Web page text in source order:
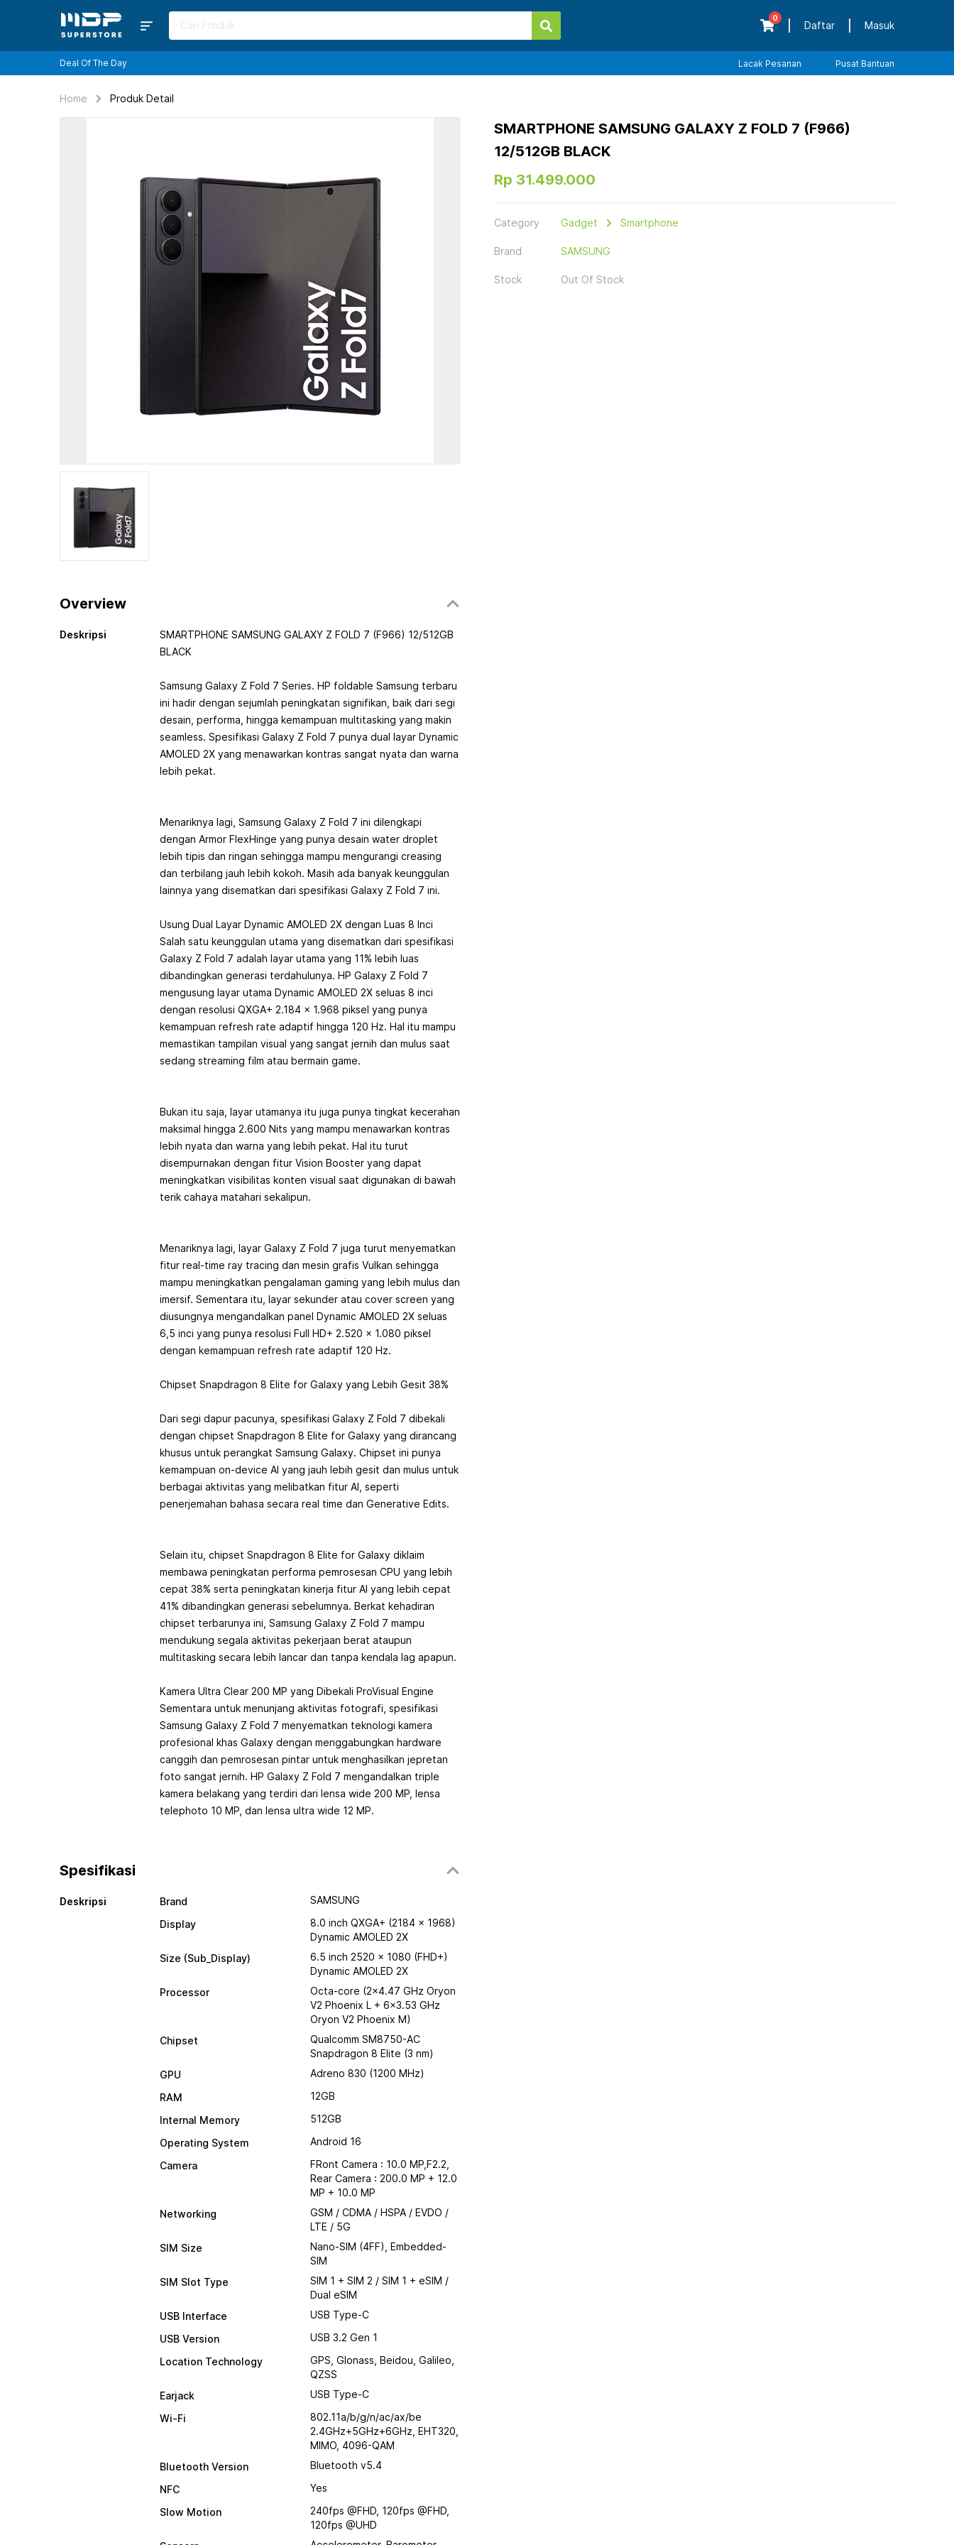
0
Daftar Masuk
Deal Of The Day Lacak Pesanan Pusat Bantuan
Home Produk Detail
Overview
Deskripsi
SMARTPHONE SAMSUNG GALAXY Z FOLD 7 (F966) 12/512GB
BLACK
Samsung Galaxy Z Fold 7 Series. HP foldable Samsung terbaru
ini hadir dengan sejumlah peningkatan signifikan, baik dari segi
desain, performa, hingga kemampuan multitasking yang makin
seamless. Spesifikasi Galaxy Z Fold 7 punya dual layar Dynamic
AMOLED 2X yang menawarkan kontras sangat nyata dan warna
lebih pekat.
Menariknya lagi, Samsung Galaxy Z Fold 7 ini dilengkapi
dengan Armor FlexHinge yang punya desain water droplet
lebih tipis dan ringan sehingga mampu mengurangi creasing
dan terbilang jauh lebih kokoh. Masih ada banyak keunggulan
lainnya yang disematkan dari spesifikasi Galaxy Z Fold 7 ini.
Usung Dual Layar Dynamic AMOLED 2X dengan Luas 8 Inci
Salah satu keunggulan utama yang disematkan dari spesifikasi
Galaxy Z Fold 7 adalah layar utama yang 11% lebih luas
dibandingkan generasi terdahulunya. HP Galaxy Z Fold 7
mengusung layar utama Dynamic AMOLED 2X seluas 8 inci
dengan resolusi QXGA+ 2.184 x 1.968 piksel yang punya
kemampuan refresh rate adaptif hingga 120 Hz. Hal itu mampu
memastikan tampilan visual yang sangat jernih dan mulus saat
sedang streaming film atau bermain game.
Bukan itu saja, layar utamanya itu juga punya tingkat kecerahan
maksimal hingga 2.600 Nits yang mampu menawarkan kontras
lebih nyata dan warna yang lebih pekat. Hal itu turut
disempurnakan dengan fitur Vision Booster yang dapat
meningkatkan visibilitas konten visual saat digunakan di bawah
terik cahaya matahari sekalipun.
Menariknya lagi, layar Galaxy Z Fold 7 juga turut menyematkan
fitur real-time ray tracing dan mesin grafis Vulkan sehingga
mampu meningkatkan pengalaman gaming yang lebih mulus dan
imersif. Sementara itu, layar sekunder atau cover screen yang
diusungnya mengandalkan panel Dynamic AMOLED 2X seluas
6,5 inci yang punya resolusi Full HD+ 2.520 x 1.080 piksel
dengan kemampuan refresh rate adaptif 120 Hz.
Chipset Snapdragon 8 Elite for Galaxy yang Lebih Gesit 38%
Dari segi dapur pacunya, spesifikasi Galaxy Z Fold 7 dibekali
dengan chipset Snapdragon 8 Elite for Galaxy yang dirancang
khusus untuk perangkat Samsung Galaxy. Chipset ini punya
kemampuan on-device AI yang jauh lebih gesit dan mulus untuk
berbagai aktivitas yang melibatkan fitur AI, seperti
penerjemahan bahasa secara real time dan Generative Edits.
Selain itu, chipset Snapdragon 8 Elite for Galaxy diklaim
membawa peningkatan performa pemrosesan CPU yang lebih
cepat 38% serta peningkatan kinerja fitur AI yang lebih cepat
41% dibandingkan generasi sebelumnya. Berkat kehadiran
chipset terbarunya ini, Samsung Galaxy Z Fold 7 mampu
mendukung segala aktivitas pekerjaan berat ataupun
multitasking secara lebih lancar dan tanpa kendala lag apapun.
Kamera Ultra Clear 200 MP yang Dibekali ProVisual Engine
Sementara untuk menunjang aktivitas fotografi, spesifikasi
Samsung Galaxy Z Fold 7 menyematkan teknologi kamera
profesional khas Galaxy dengan menggabungkan hardware
canggih dan pemrosesan pintar untuk menghasilkan jepretan
foto sangat jernih. HP Galaxy Z Fold 7 mengandalkan triple
kamera belakang yang terdiri dari lensa wide 200 MP, lensa
telephoto 10 MP, dan lensa ultra wide 12 MP.
Spesifikasi
Deskripsi Brand
SAMSUNG
Display
8.0 inch QXGA+ (2184 x 1968)
Dynamic AMOLED 2X
Size (Sub_Display)
6.5 inch 2520 x 1080 (FHD+)
Dynamic AMOLED 2X
Processor
Octa-core (2x4.47 GHz Oryon
V2 Phoenix L + 6x3.53 GHz
Oryon V2 Phoenix M)
Chipset
Qualcomm SM8750-AC
Snapdragon 8 Elite (3 nm)
GPU
Adreno 830 (1200 MHz)
RAM
12GB
Internal Memory
512GB
Operating System
Android 16
Camera
FRont Camera : 10.0 MP,F2.2,
Rear Camera : 200.0 MP + 12.0
MP + 10.0 MP
Networking
GSM / CDMA / HSPA / EVDO /
LTE / 5G
SIM Size
Nano-SIM (4FF), Embedded-
SIM
SIM Slot Type
SIM 1 + SIM 2 / SIM 1 + eSIM /
Dual eSIM
USB Interface
USB Type-C
USB Version
USB 3.2 Gen 1
Location Technology
GPS, Glonass, Beidou, Galileo,
QZSS
Earjack
USB Type-C
Wi-Fi
802.11a/b/g/n/ac/ax/be
2.4GHz+5GHz+6GHz, EHT320,
MIMO, 4096-QAM
Bluetooth Version
Bluetooth v5.4
NFC
Yes
Slow Motion
240fps @FHD, 120fps @FHD,
120fps @UHD
SMARTPHONE SAMSUNG GALAXY Z FOLD 7 (F966)
12/512GB BLACK
Rp 31.499.000
Category Gadget Smartphone
Brand SAMSUNG
Stock Out Of Stock